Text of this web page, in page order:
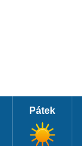
Pátek